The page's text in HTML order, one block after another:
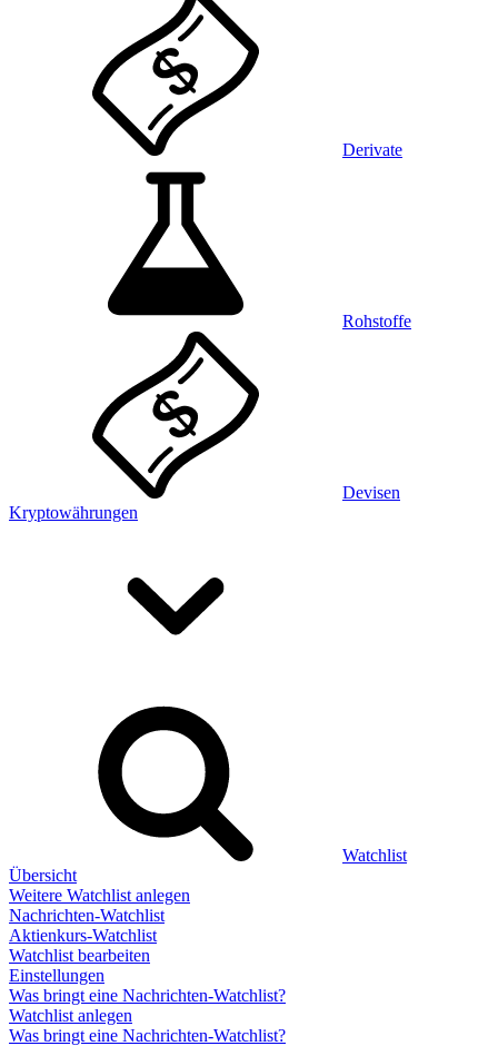
Derivate
Rohstoffe
Devisen
Kryptowährungen
Watchlist
Übersicht
Weitere Watchlist anlegen
Nachrichten-Watchlist
Aktienkurs-Watchlist
Watchlist bearbeiten
Einstellungen
Was bringt eine Nachrichten-Watchlist?
Watchlist anlegen
Was bringt eine Nachrichten-Watchlist?